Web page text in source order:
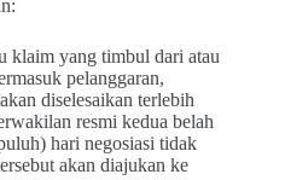
klaim yang timbul dari atau
pelanggaran,
diselesaikan terlebih
resmi kedua belah
hari negosiasi tidak
akan diajukan ke